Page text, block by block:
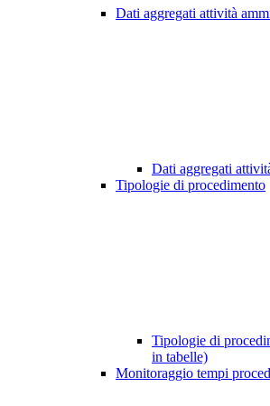
Dati aggregati attività
Dati aggregati
Tipologie di procedimento
Tipologie di
in tabelle)
Monitoraggio tempi